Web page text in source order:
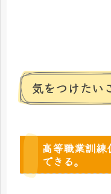
気をつけたい
高等職業訓
できる。